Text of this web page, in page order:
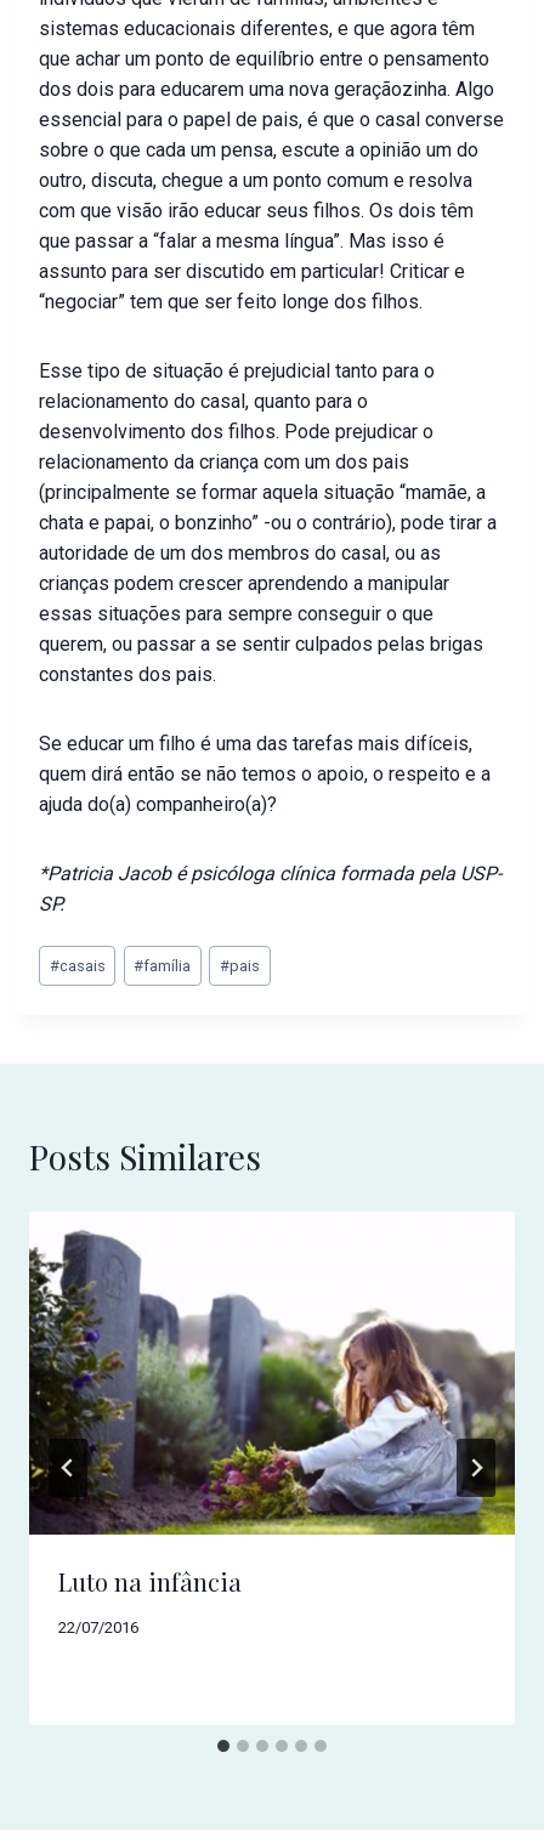
sistemas educacionais diferentes, e que agora têm
que achar um ponto de equilíbrio entre o pensamento
dos dois para educarem uma nova geraçãozinha. Algo
essencial para o papel de pais, é que o casal converse
sobre o que cada um pensa, escute a opinião um do
outro, discuta, chegue a um ponto comum e resolva
com que visão irão educar seus filhos. Os dois têm
que passar a “falar a mesma língua”. Mas isso é
assunto para ser discutido em particular! Criticar e
“negociar” tem que ser feito longe dos filhos.
Esse tipo de situação é prejudicial tanto para o
relacionamento do casal, quanto para o
desenvolvimento dos filhos. Pode prejudicar o
relacionamento da criança com um dos pais
(principalmente se formar aquela situação “mamãe, a
chata e papai, o bonzinho” -ou o contrário), pode tirar a
autoridade de um dos membros do casal, ou as
crianças podem crescer aprendendo a manipular
essas situações para sempre conseguir o que
querem, ou passar a se sentir culpados pelas brigas
constantes dos pais.
Se educar um filho é uma das tarefas mais difíceis,
quem dirá então se não temos o apoio, o respeito e a
ajuda do(a) companheiro(a)?
*Patricia Jacob é psicóloga clínica formada pela USP-
SP.
#casais #família #pais
Posts Similares
Luto na infância
22/07/2016